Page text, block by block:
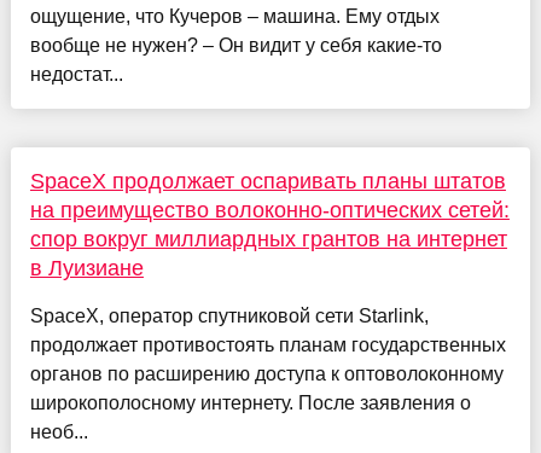
ощущение, что Кучеров – машина. Ему отдых
вообще не нужен? – Он видит у себя какие-то
недостат...
SpaceX продолжает оспаривать планы штатов
на преимущество волоконно-оптических сетей:
спор вокруг миллиардных грантов на интернет
в Луизиане
SpaceX, оператор спутниковой сети Starlink,
продолжает противостоять планам государственных
органов по расширению доступа к оптоволоконному
широкополосному интернету. После заявления о
необ...